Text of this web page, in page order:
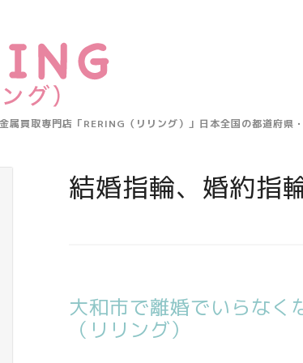
属買取専門店「RERING（リリング）」日本全国の都道府
結婚指輪、婚約指
大和市で離婚でいらなく
（リリング）